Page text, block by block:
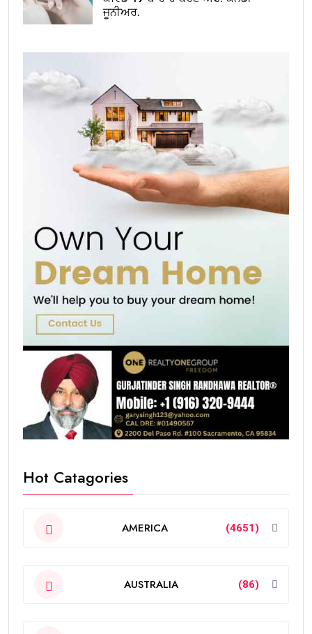
ਜੂਨੀਅਰ.
Hot Catagories
AMERICA (4651)
AUSTRALIA (86)